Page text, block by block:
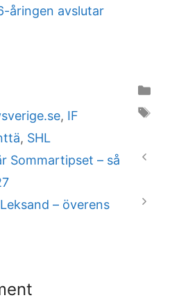
åringen avslutar
, IF
, SHL
Sommartipset – så
– överens